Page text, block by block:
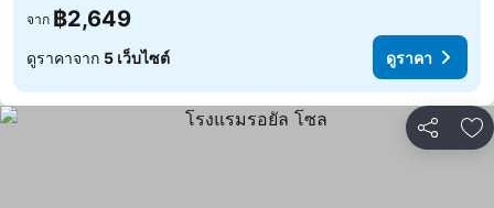
จาก ฿2,649
ดูราคาจาก 5 เว็บไซต์ ดูราคา
แชร์ เ